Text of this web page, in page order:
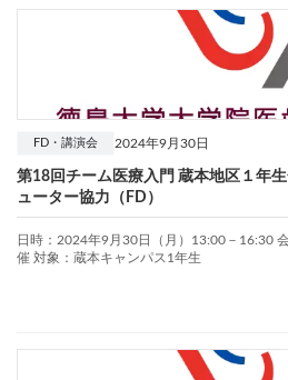
2024年9月30日
FD・講演会
第18回チーム医療入門 蔵本地区１年
ューター協力（FD）
日時：2024年9月30日（月）13:00－16:30
催 対象：蔵本キャンパス1年生